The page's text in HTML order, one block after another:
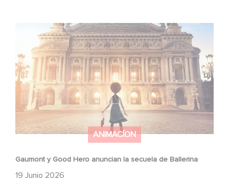
ANIMACÍON
Gaumont y Good Hero anuncian la secuela de Ballerina
19 Junio 2026
Gaumont y Good Hero anuncian la secuela de Ballerina